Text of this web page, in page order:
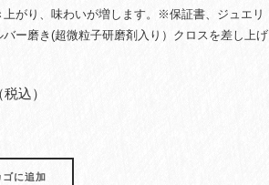
上がり、味わいが増します。※保証書、ジュエリ
バー磨き(超微粒子研磨剤入り）クロスを差し上げ
税込）
に追加